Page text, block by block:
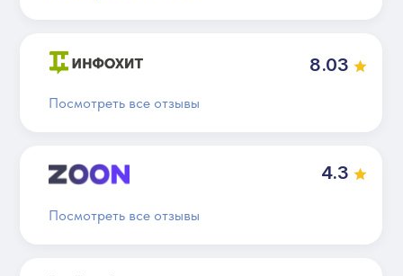
Посмотреть все отзывы
4.3
Посмотреть все отзывы
8.03